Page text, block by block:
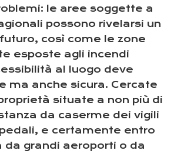
le aree soggette a
possono rivelarsi un
così come le zone
esposte agli incendi
al luogo deve
ma anche sicura. Cercate
situate a non più di
da caserme dei vigili
e certamente entro
da grandi aeroporti o da